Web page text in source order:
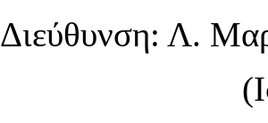
Διεύθυνση: Λ.